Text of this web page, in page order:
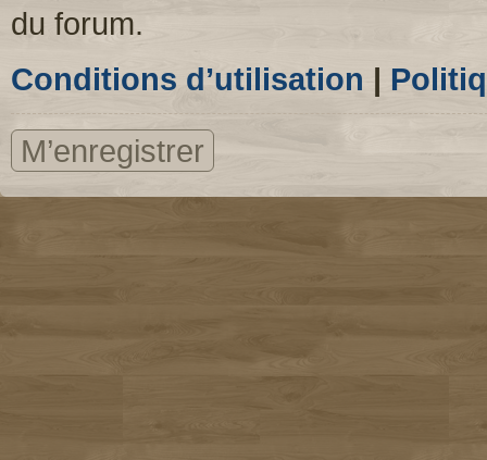
du forum.
Conditions d’utilisation |
M’enregistrer